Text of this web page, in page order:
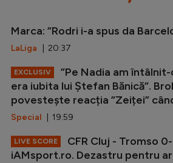
Marca: ”Rodri i-a spus da
LaLiga | 20:37
EXCLUSIV
”Pe Nadia am
era iubita lui Ștefan Bănică”.
povestește reacția ”Zeiței”
Special | 19:59
LIVE SCORE
CFR Cluj - Tromso
iAMsport.ro. Dezastru pentru